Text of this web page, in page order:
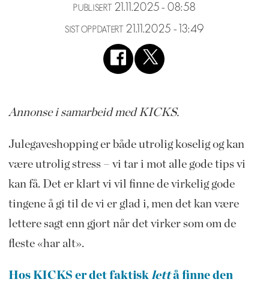
PUBLISERT 21.11.2025 - 08:58
SIST OPPDATERT 21.11.2025 - 13:49
Annonse i samarbeid med KICKS.
Julegaveshopping er både utrolig koselig og kan
være utrolig stress – vi tar i mot alle gode tips vi
kan få. Det er klart vi vil finne de virkelig gode
tingene å gi til de vi er glad i, men det kan være
lettere sagt enn gjort når det virker som om de
fleste «har alt».
Hos KICKS er det faktisk lettå finne den